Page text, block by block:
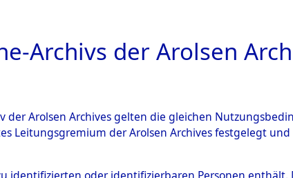
ARCHIVALE ÜBERSICHT BILD
Archivs der Arolsen
der Arolsen Archives gelten die gleichen
Leitungsgremium der Arolsen Archives festgelegt